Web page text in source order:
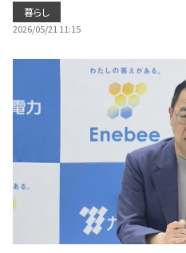
暮らし
2026/05/21 11:15